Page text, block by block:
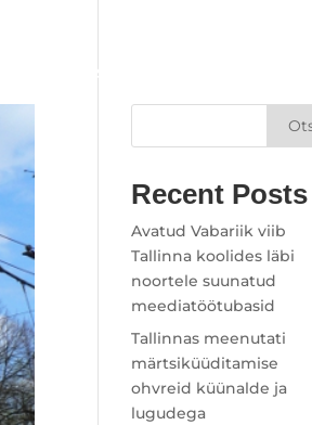
Meist
Recent Posts
Avatud Vabariik viib
Tallinna koolides läbi
noortele suunatud
meediatöötubasid
Tallinnas meenutati
märtsiküüditamise
ohvreid küünalde ja
lugudega